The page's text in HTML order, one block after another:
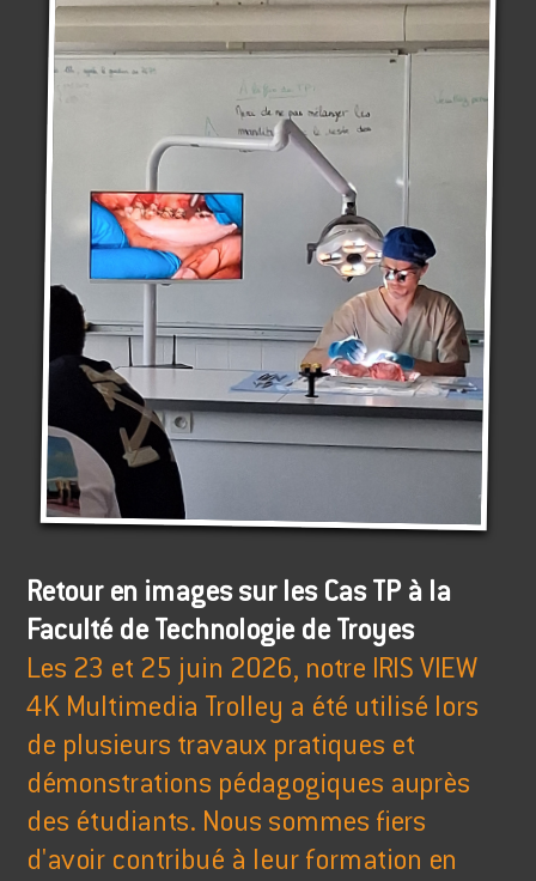
Retour en images sur les Cas TP à la
Faculté de Technologie de Troyes
Les 23 et 25 juin 2026, notre IRIS VIEW
4K Multimedia Trolley a été utilisé lors
de plusieurs travaux pratiques et
démonstrations pédagogiques auprès
des étudiants. Nous sommes fiers
d'avoir contribué à leur formation en